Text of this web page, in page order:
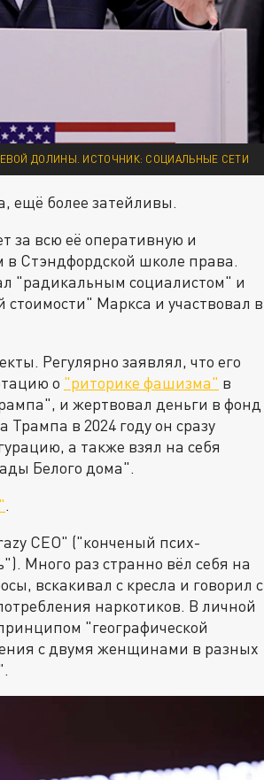
ДОЛИНЫ. ИСТОЧНИК: СОЦИАЛЬНЫЕ СЕТИ
ещё более затейливы.
за всю её оперативную и
в Стэндфордской школе права.
"радикальным социалистом" и
Маркса и участвовал в
Регулярно заявлял, что его
о "риторике фашизма" в
и жертвовал деньги в фонд
в 2024 году он сразу
а также взял на себя
Белого дома".
.
CEO" ("конченый псих-
Много раз странно вёл себя на
вскакивал с кресла и говорил с
наркотиков. В личной
"географической
с двумя женщинами в разных